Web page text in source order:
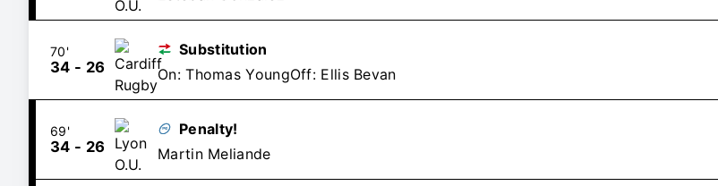
70'
34 - 26
Substitution
On: Thomas YoungOff: Ellis Bevan
69'
34 - 26
Penalty!
Martin Meliande